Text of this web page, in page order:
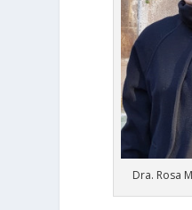
Dra. Rosa